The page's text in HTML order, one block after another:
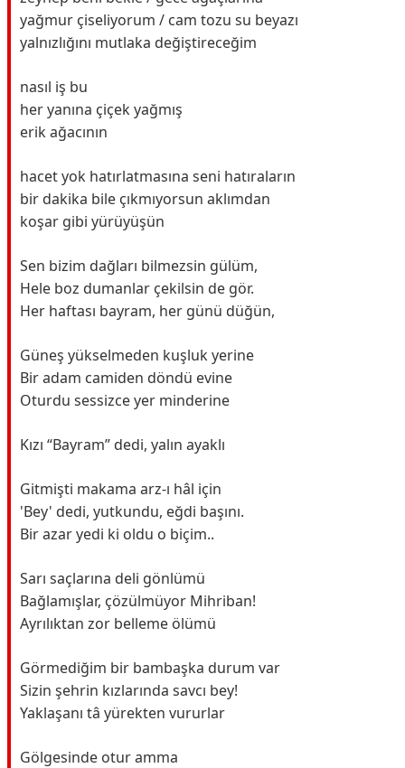
yağmur çiseliyorum / cam tozu su beyazı
yalnızlığını mutlaka değiştireceğim
nasıl iş bu
her yanına çiçek yağmış
erik ağacının
hacet yok hatırlatmasına seni hatıraların
bir dakika bile çıkmıyorsun aklımdan
koşar gibi yürüyüşün
Sen bizim dağları bilmezsin gülüm,
Hele boz dumanlar çekilsin de gör.
Her haftası bayram, her günü düğün,
Güneş yükselmeden kuşluk yerine
Bir adam camiden döndü evine
Oturdu sessizce yer minderine
Kızı “Bayram” dedi, yalın ayaklı
Gitmişti makama arz-ı hâl için
'Bey' dedi, yutkundu, eğdi başını.
Bir azar yedi ki oldu o biçim..
Sarı saçlarına deli gönlümü
Bağlamışlar, çözülmüyor Mihriban!
Ayrılıktan zor belleme ölümü
Görmediğim bir bambaşka durum var
Sizin şehrin kızlarında savcı bey!
Yaklaşanı tâ yürekten vururlar
Gölgesinde otur amma